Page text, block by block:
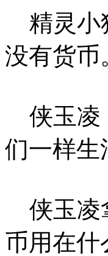
精灵小
没有货币
侠玉凌
们一样生
侠玉凌
币用在什